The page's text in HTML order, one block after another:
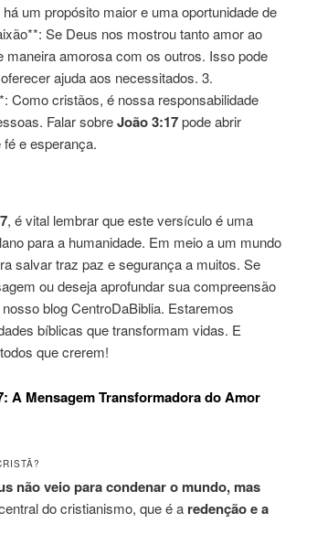
um propósito maior e uma oportunidade de
Se Deus nos mostrou tanto amor ao
amorosa com os outros. Isso pode
ajuda aos necessitados. 3.
Como cristãos, é nossa responsabilidade
Falar sobreJoão 3:17pode abrir
e esperança.
, é vital lembrar que este versículo é uma
para a humanidade. Em meio a um mundo
salvar traz paz e segurança a muitos. Se
ou deseja aprofundar sua compreensão
blog CentroDaBiblia. Estaremos
bíblicas que transformam vidas. E
que crerem!
A Mensagem Transformadora do Amor
não veio para condenar o mundo, mas
do cristianismo, que é a redenção e a